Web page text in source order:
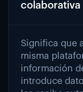
colaborativa
Significa que
misma
información
introduce